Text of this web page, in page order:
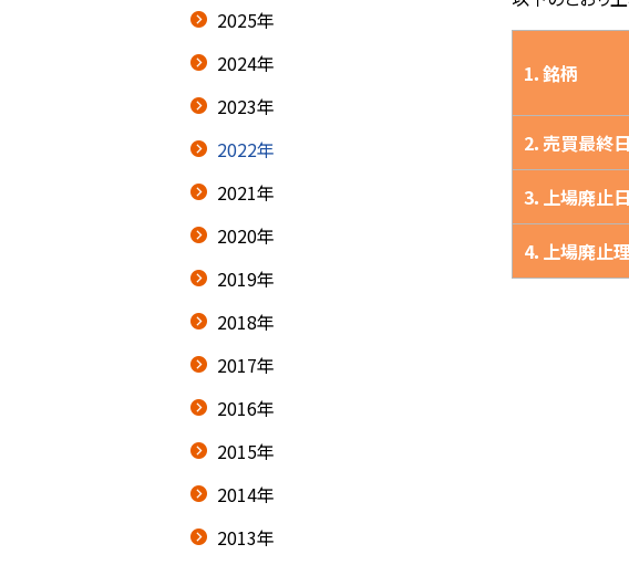
1．銘柄
2．売買最終日
3．上場廃止日
4．上場廃止
2025年
2024年
2023年
2022年
2021年
2020年
2019年
2018年
2017年
2016年
2015年
2014年
2013年